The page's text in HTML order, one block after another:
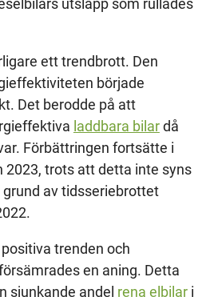
utsläpp som rullades
ett trendbrott. Den
började
Det berodde på att
laddbara bilardå
Förbättringen fortsätte i
2023, trots att detta inte syns
av tidsseriebrottet
trenden och
en aning. Detta
sjunkande andel rena elbilari